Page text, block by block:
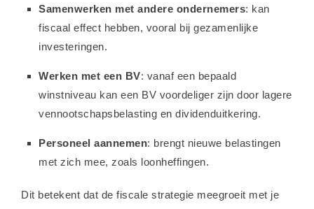
Samenwerken met andere ondernemers: kan
fiscaal effect hebben, vooral bij gezamenlijke
investeringen.
Werken met een BV: vanaf een bepaald
winstniveau kan een BV voordeliger zijn door lagere
vennootschapsbelasting en dividenduitkering.
Personeel aannemen: brengt nieuwe belastingen
met zich mee, zoals loonheffingen.
Dit betekent dat de fiscale strategie meegroeit met je